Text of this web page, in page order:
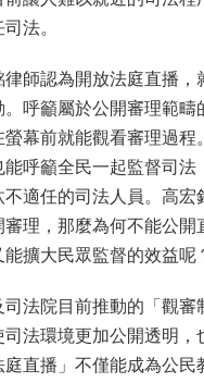
法。
律師認為開放法庭直播，
呼籲屬於公開審理範疇
螢幕前就能觀看審理過程
呼籲全民一起監督司法
不適任的司法人員。高宏
理，那麼為何不能公開
擴大民眾監督的效益呢
法院目前推動的「觀審
法環境更加公開透明，
直播」不僅能成為公民